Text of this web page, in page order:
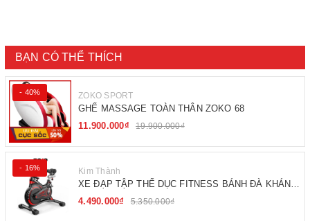
BẠN CÓ THỂ THÍCH
- 40% ZOKO SPORT
GHẾ MASSAGE TOÀN THÂN ZOKO 68
11.900.000₫
19.900.000₫
- 16% Kim Thành
XE ĐẠP TẬP THỂ DỤC FITNESS BÁNH ĐÀ KHÁNG
TỪ
4.490.000₫ 5.350.000₫